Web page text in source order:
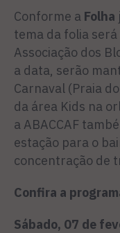
Conforme a Folha
tema da folia
Associação dos
a data, serão
Carnaval (Praia
da área Kids na
a ABACCAF
estação para o
concentração de
Confira a
Sábado, 07 de